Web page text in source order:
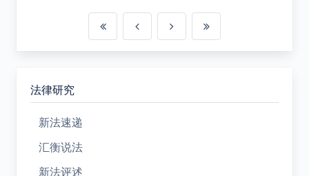
法律研究
新法速递
汇衡说法
新法评述